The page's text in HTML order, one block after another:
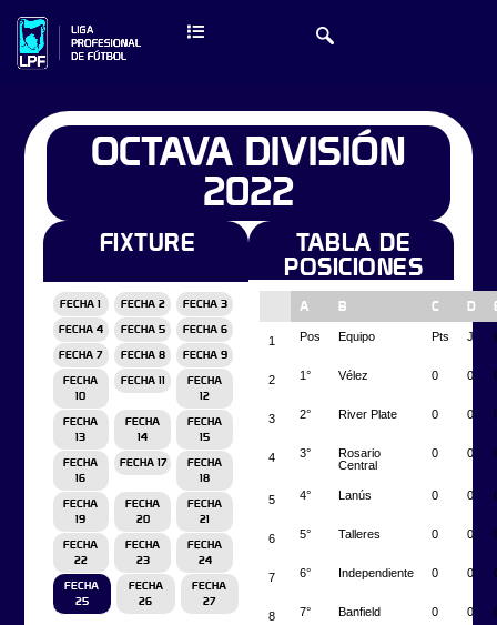
OCTAVA DIVISIÓN
2022
FIXTURE
FECHA 1 FECHA 2 FECHA 3
FECHA 4 FECHA 5 FECHA 6
FECHA 7 FECHA 8 FECHA 9
FECHA
10
FECHA 11
FECHA
12
FECHA
13
FECHA
14
FECHA
15
FECHA
16
FECHA 17
FECHA
18
FECHA
19
FECHA
20
FECHA
21
FECHA
22
FECHA
23
FECHA
24
FECHA
25
FECHA
26
FECHA
27
TABLA DE
POSICIONES
A B C D
1 Pos Equipo Pts J
2 1° Vélez 0 0
3 2° River Plate 0 0
4 3°
Rosario
Central
0 0
5 4° Lanús 0 0
6 5° Talleres 0 0
7 6° Independiente 0 0
8 7° Banfield 0 0